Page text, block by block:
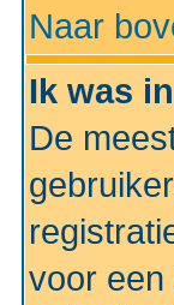
Naar
Ik was
De
voor een